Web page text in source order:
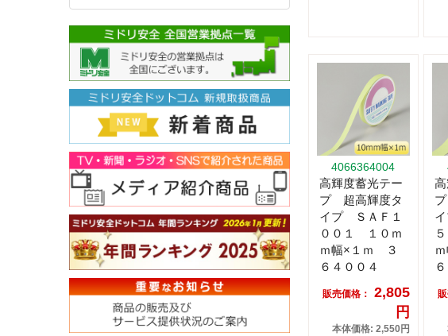
4066364004
高輝度蓄光テー
プ 超高輝度タ
イプ ＳＡＦ１
００１ １０ｍ
ｍ幅×１ｍ ３
６４００４
販売価格：
2,805
円
本体価格: 2,550円